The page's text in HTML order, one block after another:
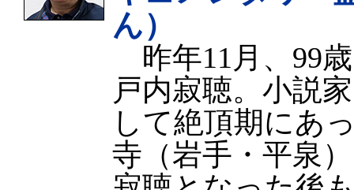
ん）
昨年11月、99
戸内寂聴。小説
して絶頂期にあ
寺（岩手・平泉